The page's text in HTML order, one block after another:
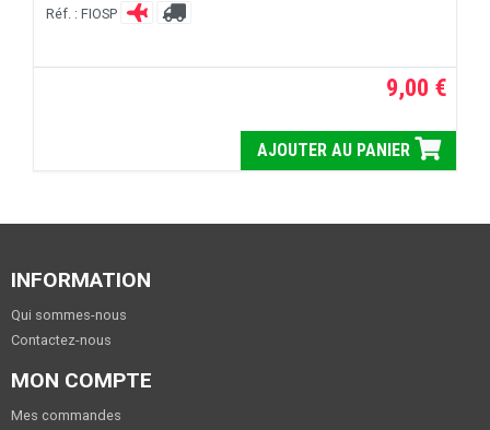
Réf. : FIOSP
9,00 €
AJOUTER AU PANIER
INFORMATION
Qui sommes-nous
Contactez-nous
MON COMPTE
Mes commandes